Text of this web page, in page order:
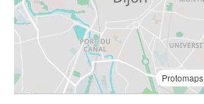
Protomaps